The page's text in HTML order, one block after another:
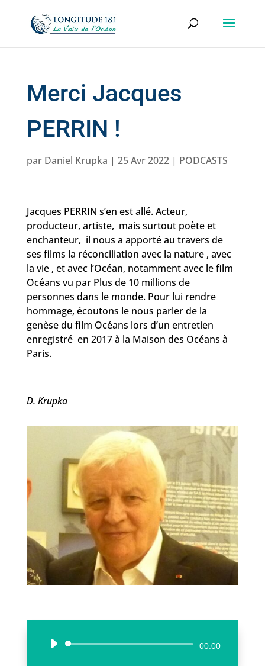
Merci Jacques
PERRIN !
par Daniel Krupka | 25 Avr 2022| PODCASTS
Jacques PERRIN s’en est allé. Acteur,
producteur, artiste, mais surtout poète et
enchanteur, il nous a apporté au travers de
ses films la réconciliation avec la nature , avec
la vie , et avec l’Océan, notamment avec le film
Océans vu par Plus de 10 millions de
personnes dans le monde. Pour lui rendre
hommage, écoutons le nous parler de la
genèse du film Océans lors d’un entretien
enregistré en 2017 à la Maison des Océans à
Paris.
D. Krupka
Lecteur
00:00